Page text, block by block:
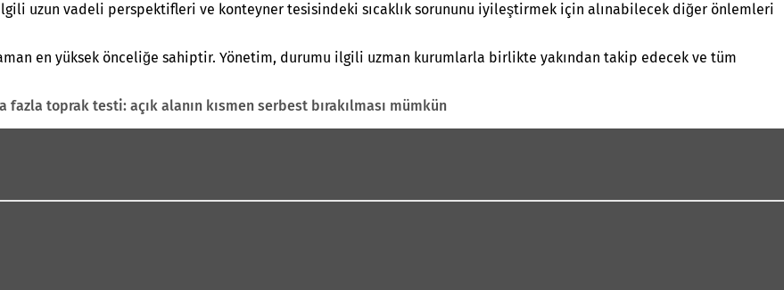
uzun vadeli perspektifleri ve konteyner tesisindeki sıcaklık sorununu iyileştirmek için alınabilecek diğer önlemleri
en yüksek önceliğe sahiptir. Yönetim, durumu ilgili uzman kurumlarla birlikte yakından takip edecek ve tüm
toprak testi: açık alanın kısmen serbest bırakılması mümkün